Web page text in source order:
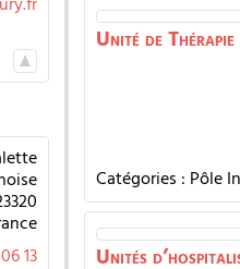
13
Unité de
Catégories : Pôle
Unités